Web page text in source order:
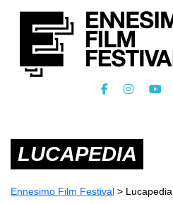
LUCAPEDIA
Ennesimo Film Festival > Lucapedia